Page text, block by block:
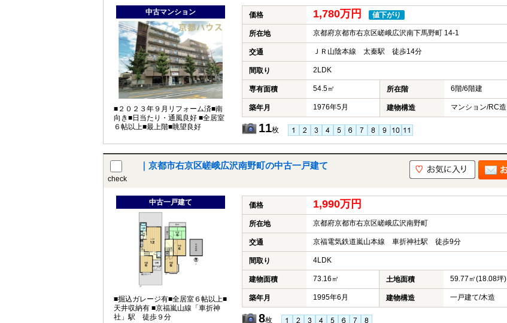
中古マンション
■２０２３年９月リフォーム済■南
向き■日当たり・通風良好 ■全居室
６帖以上■最上階■眺望良好
価格 1,780万円 値下がり
所在地 京都府京都市右京区嵯峨広沢南下馬野町 14-1
交通 ＪＲ山陰本線 太秦駅 徒歩14分
間取り 2LDK
専有面積 54.5㎡ 所在階 6階/6階建
築年月 1976年5月 建物構造 マンション/RC造
11枚
check
｜京都市右京区嵯峨広沢南野町の中古一戸建て
中古一戸建て
■掘込ガレージ有■全居室６帖以上■
天井収納有 ■京福嵐山線「車折神
社」駅 徒歩９分
価格 1,990万円
所在地 京都府京都市右京区嵯峨広沢南野町
交通 京福電気鉄道嵐山本線 車折神社駅 徒歩9分
間取り 4LDK
建物面積 73.16㎡ 土地面積 59.77㎡(18.08坪)
築年月 1995年6月 建物構造 一戸建て/木造
8枚